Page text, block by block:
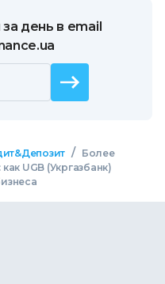
день в email
/
Более
UGB (Укргазбанк)